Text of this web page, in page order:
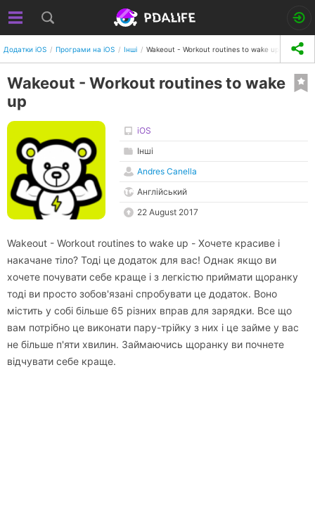
Додатки iOS Програми на iOS Інші Wakeout - Workout routines to wake up
Wakeout - Workout routines to wake
up
iOS
Інші
Andres Canella
Англійський
22 August 2017
Wakeout - Workout routines to wake up - Хочете красиве і
накачане тіло? Тоді це додаток для вас! Однак якщо ви
хочете почувати себе краще і з легкістю приймати щоранку
тоді ви просто зобов'язані спробувати це додаток. Воно
містить у собі більше 65 різних вправ для зарядки. Все що
вам потрібно це виконати пару-трійку з них і це займе у вас
не більше п'яти хвилин. Займаючись щоранку ви почнете
відчувати себе краще.